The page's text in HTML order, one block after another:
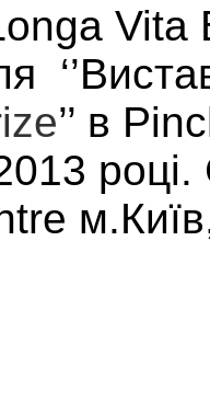
Vita
’’ в
році.